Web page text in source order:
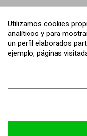
Información sobre la
Utilizamos cookies
analíticos y para
un perfil elaborados
ejemplo, páginas